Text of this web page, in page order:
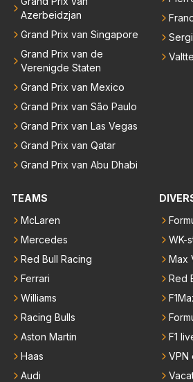
Azerbeidzjan
Grand Prix van Singapore
Grand Prix van de
Verenigde Staten
Grand Prix van Mexico
Grand Prix van São Paulo
Grand Prix van Las Vegas
Grand Prix van Qatar
Grand Prix van Abu Dhabi
TEAMS
McLaren
Mercedes
Red Bull Racing
Ferrari
Williams
Racing Bulls
Aston Martin
Haas
Audi
WK-
Max
Red
F1
VPN